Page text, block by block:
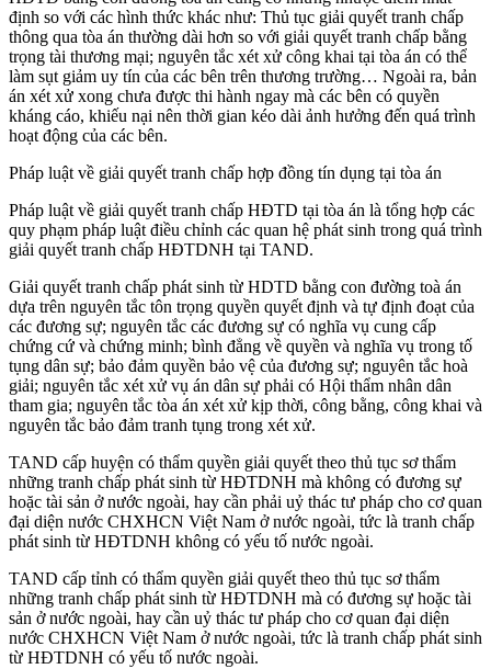
định so với các hình thức khác như: Thủ tục giải quyết tranh chấp
thông qua tòa án thường dài hơn so với giải quyết tranh chấp bằng
trọng tài thương mại; nguyên tắc xét xử công khai tại tòa án có thể
làm sụt giảm uy tín của các bên trên thương trường… Ngoài ra, bản
án xét xử xong chưa được thi hành ngay mà các bên có quyền
kháng cáo, khiếu nại nên thời gian kéo dài ảnh hưởng đến quá trình
hoạt động của các bên.
Pháp luật về giải quyết tranh chấp hợp đồng tín dụng tại tòa án
Pháp luật về giải quyết tranh chấp HĐTD tại tòa án là tổng hợp các
quy phạm pháp luật điều chỉnh các quan hệ phát sinh trong quá trình
giải quyết tranh chấp HĐTDNH tại TAND.
Giải quyết tranh chấp phát sinh từ HDTD bằng con đường toà án
dựa trên nguyên tắc tôn trọng quyền quyết định và tự định đoạt của
các đương sự; nguyên tắc các đương sự có nghĩa vụ cung cấp
chứng cứ và chứng minh; bình đẳng về quyền và nghĩa vụ trong tố
tụng dân sự; bảo đảm quyền bảo vệ của đương sự; nguyên tắc hoà
giải; nguyên tắc xét xử vụ án dân sự phải có Hội thẩm nhân dân
tham gia; nguyên tắc tòa án xét xử kịp thời, công bằng, công khai và
nguyên tắc bảo đảm tranh tụng trong xét xử.
TAND cấp huyện có thẩm quyền giải quyết theo thủ tục sơ thẩm
những tranh chấp phát sinh từ HĐTDNH mà không có đương sự
hoặc tài sản ở nước ngoài, hay cần phải uỷ thác tư pháp cho cơ quan
đại diện nước CHXHCN Việt Nam ở nước ngoài, tức là tranh chấp
phát sinh từ HĐTDNH không có yếu tố nước ngoài.
TAND cấp tỉnh có thẩm quyền giải quyết theo thủ tục sơ thẩm
những tranh chấp phát sinh từ HĐTDNH mà có đương sự hoặc tài
sản ở nước ngoài, hay cần uỷ thác tư pháp cho cơ quan đại diện
nước CHXHCN Việt Nam ở nước ngoài, tức là tranh chấp phát sinh
từ HĐTDNH có yếu tố nước ngoài.